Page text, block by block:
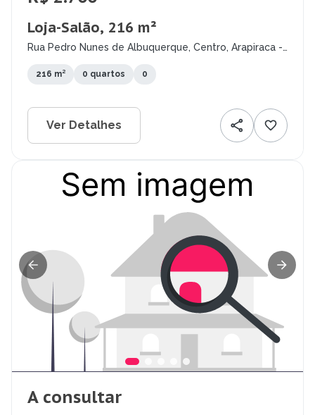
Loja-Salão, 216 m²
Rua Pedro Nunes de Albuquerque, Centro, Arapiraca -
216 m² 0 quartos 0
Ver Detalhes
A consultar